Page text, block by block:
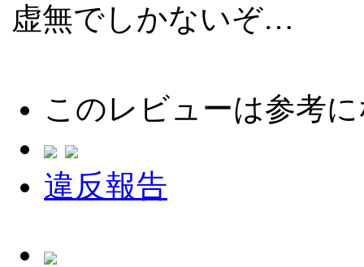
虚無でしかないぞ…
このレビューは参考
違反報告